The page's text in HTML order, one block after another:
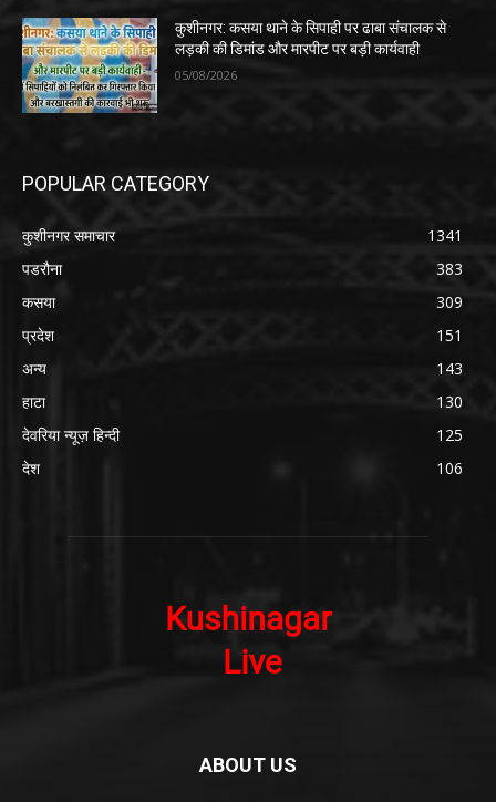
कुशीनगर: कसया थाने के सिपाही पर ढाबा संचालक से
लड़की की डिमांड और मारपीट पर बड़ी कार्यवाही
05/08/2026
POPULAR CATEGORY
कुशीनगर समाचार
1341
पडरौना
383
कसया
309
प्रदेश
151
अन्य
143
हाटा
130
देवरिया न्यूज़ हिन्दी
125
देश
106
ABOUT US